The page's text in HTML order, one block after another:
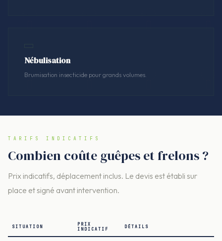
Nébulisation
Brumisation insecticide pour grands volumes.
TARIFS INDICATIFS
Combien coûte guêpes et frelons ?
Prix indicatifs, déplacement inclus. Le devis est établi sur
place et signé avant intervention.
SITUATION
PRIX
INDICATIF
DÉTAILS